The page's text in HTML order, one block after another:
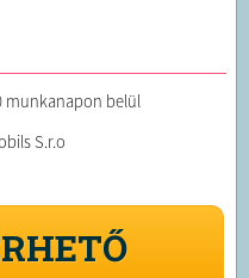
munkanapon belül
S.r.o